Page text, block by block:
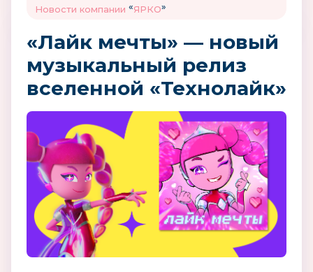
Новости компании «ЯРКО»
«Лайк мечты» — новый
музыкальный релиз
вселенной «Технолайк»